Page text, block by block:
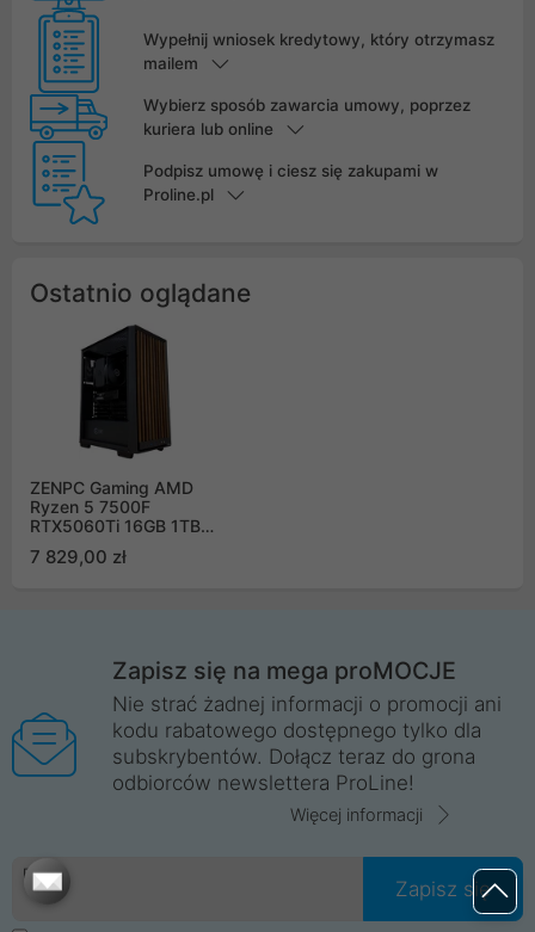
Wypełnij wniosek kredytowy, który otrzymasz
mailem
Wybierz sposób zawarcia umowy, poprzez
kuriera lub online
Podpisz umowę i ciesz się zakupami w
Proline.pl
Ostatnio oglądane
ZENPC Gaming AMD
Ryzen 5 7500F
RTX5060Ti 16GB 1TB
7 829,00 zł
Zapisz się na mega proMOCJE
Nie strać żadnej informacji o promocji ani
kodu rabatowego dostępnego tylko dla
subskrybentów. Dołącz teraz do grona
odbiorców newslettera ProLine!
Więcej informacji
Email
Zapisz się